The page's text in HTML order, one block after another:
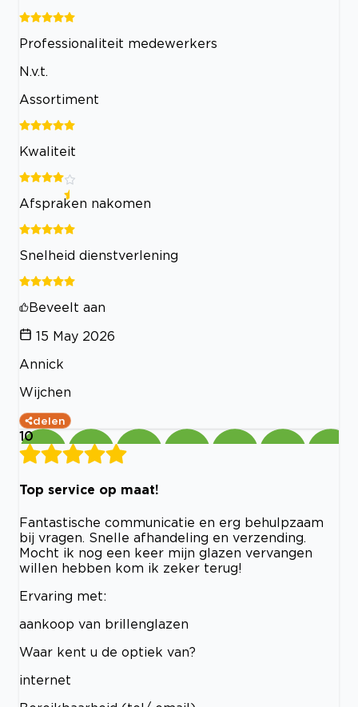
Professionaliteit medewerkers
N.v.t.
Assortiment
Kwaliteit
Afspraken nakomen
Snelheid dienstverlening
Beveelt aan
15 May 2026
Annick
Wijchen
delen
10
Top service op maat!
Fantastische communicatie en erg behulpzaam
bij vragen. Snelle afhandeling en verzending.
Mocht ik nog een keer mijn glazen vervangen
willen hebben kom ik zeker terug!
Ervaring met:
aankoop van brillenglazen
Waar kent u de optiek van?
internet